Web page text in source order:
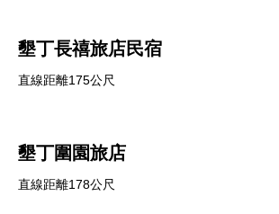
墾丁長禧旅店民宿
直線距離175公尺
墾丁圍園旅店
直線距離178公尺